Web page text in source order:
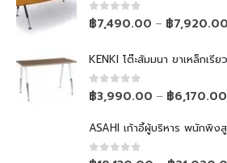
0out of 5
฿7,490.00 – ฿7,920.00
KENKI โต๊ะสัมมนา ขาเหล็กเรี
0out of 5
฿3,990.00 – ฿6,170.00
ASAHI เก้าอี้ผู้บริหาร พนักพิง
0out of 5